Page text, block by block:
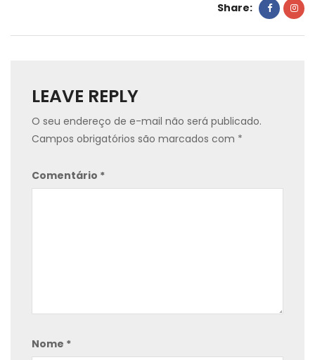
Share:
LEAVE REPLY
O seu endereço de e-mail não será publicado.
Campos obrigatórios são marcados com *
Comentário *
Nome *